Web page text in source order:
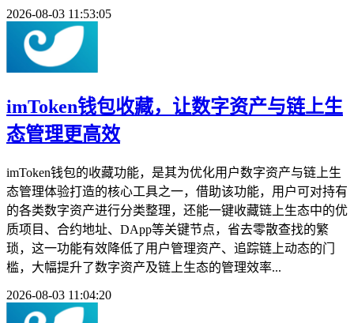
2026-08-03 11:53:05
imToken钱包收藏，让数字资产与链上生
态管理更高效
imToken钱包的收藏功能，是其为优化用户数字资产与链上生
态管理体验打造的核心工具之一，借助该功能，用户可对持有
的各类数字资产进行分类整理，还能一键收藏链上生态中的优
质项目、合约地址、DApp等关键节点，省去零散查找的繁
琐，这一功能有效降低了用户管理资产、追踪链上动态的门
槛，大幅提升了数字资产及链上生态的管理效率...
2026-08-03 11:04:20